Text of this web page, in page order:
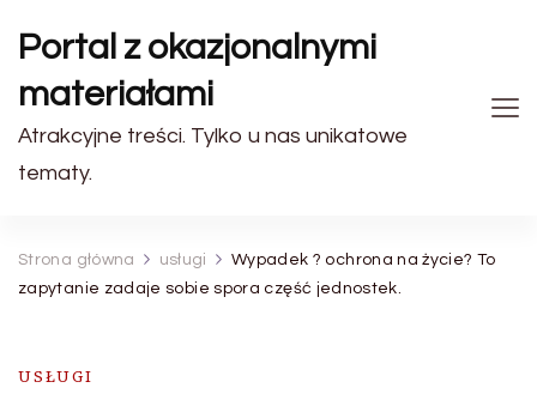
Portal z okazjonalnymi
materiałami
Atrakcyjne treści. Tylko u nas unikatowe
tematy.
Strona główna usługi
Wypadek ? ochrona na życie? To
zapytanie zadaje sobie spora część jednostek.
USŁUGI